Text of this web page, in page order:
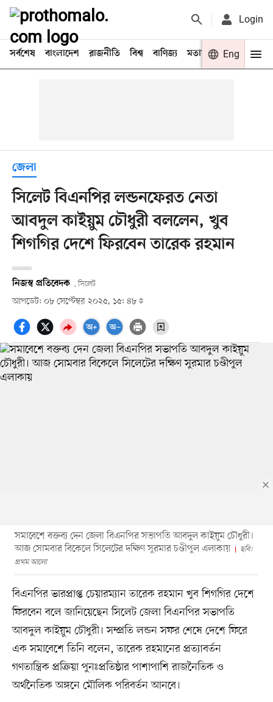
Login
সর্বশেষ বাংলাদেশ রাজনীতি বিশ্ব বাণিজ্য মতামত খেলা
Eng
জেলা
সিলেট বিএনপির লন্ডনফেরত নেতা
আবদুল কাইয়ুম চৌধুরী বললেন, খুব
শিগগির দেশে ফিরবেন তারেক রহমান
নিজস্ব প্রতিবেদক , সিলেট
আপডেট: ০৮ সেপ্টেম্বর ২০২৫, ১৫: ৪৮
সমাবেশে বক্তব্য দেন জেলা বিএনপির সভাপতি আবদুল কাইয়ুম চৌধুরী।
আজ সোমবার বিকেলে সিলেটের দক্ষিণ সুরমার চণ্ডীপুল এলাকায়
ছবি:
প্রথম আলো
বিএনপির ভারপ্রাপ্ত চেয়ারম্যান তারেক রহমান খুব শিগগির দেশে
ফিরবেন বলে জানিয়েছেন সিলেট জেলা বিএনপির সভাপতি
আবদুল কাইয়ুম চৌধুরী। সম্প্রতি লন্ডন সফর শেষে দেশে ফিরে
এক সমাবেশে তিনি বলেন, তারেক রহমানের প্রত্যাবর্তন
গণতান্ত্রিক প্রক্রিয়া পুনঃপ্রতিষ্ঠার পাশাপাশি রাজনৈতিক ও
অর্থনৈতিক অঙ্গনে মৌলিক পরিবর্তন আনবে।